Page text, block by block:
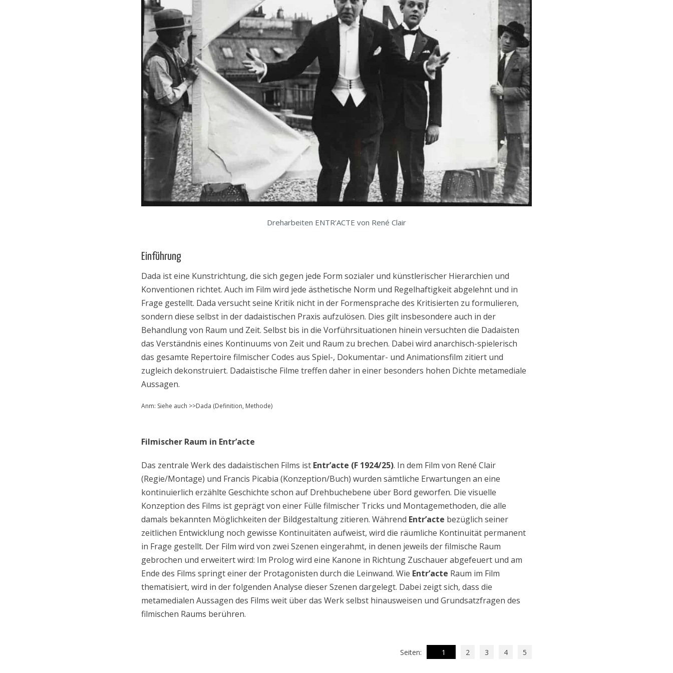
Dreharbeiten ENTR’ACTE von René Clair
Einführung
Dada ist eine Kunstrichtung, die sich gegen jede Form sozialer und künstlerischer Hierarchien und
Konventionen richtet. Auch im Film wird jede ästhetische Norm und Regelhaftigkeit abgelehnt und in
Frage gestellt. Dada versucht seine Kritik nicht in der Formensprache des Kritisierten zu formulieren,
sondern diese selbst in der dadaistischen Praxis aufzulösen. Dies gilt insbesondere auch in der
Behandlung von Raum und Zeit. Selbst bis in die Vorführsituationen hinein versuchten die Dadaisten
das Verständnis eines Kontinuums von Zeit und Raum zu brechen. Dabei wird anarchisch-spielerisch
das gesamte Repertoire filmischer Codes aus Spiel-, Dokumentar- und Animationsfilm zitiert und
zugleich dekonstruiert. Dadaistische Filme treffen daher in einer besonders hohen Dichte metamediale
Aussagen.
Anm: Siehe auch >>Dada (Definition, Methode)
Filmischer Raum in Entr’acte
Das zentrale Werk des dadaistischen Films ist Entr’acte (F 1924/25). In dem Film von René Clair
(Regie/Montage) und Francis Picabia (Konzeption/Buch) wurden sämtliche Erwartungen an eine
kontinuierlich erzählte Geschichte schon auf Drehbuchebene über Bord geworfen. Die visuelle
Konzeption des Films ist geprägt von einer Fülle filmischer Tricks und Montagemethoden, die alle
damals bekannten Möglichkeiten der Bildgestaltung zitieren. Während Entr’acte bezüglich seiner
zeitlichen Entwicklung noch gewisse Kontinuitäten aufweist, wird die räumliche Kontinuität permanent
in Frage gestellt. Der Film wird von zwei Szenen eingerahmt, in denen jeweils der filmische Raum
gebrochen und erweitert wird: Im Prolog wird eine Kanone in Richtung Zuschauer abgefeuert und am
Ende des Films springt einer der Protagonisten durch die Leinwand. Wie Entr’acte Raum im Film
thematisiert, wird in der folgenden Analyse dieser Szenen dargelegt. Dabei zeigt sich, dass die
metamedialen Aussagen des Films weit über das Werk selbst hinausweisen und Grundsatzfragen des
filmischen Raums berühren.
Seiten: 1 2 3 4 5